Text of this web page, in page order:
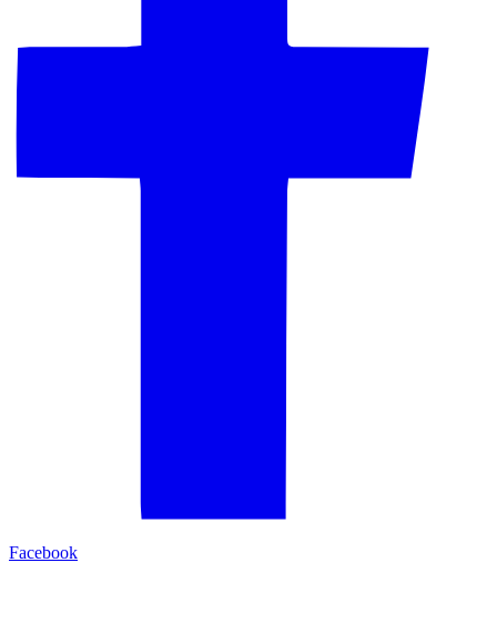
Facebook